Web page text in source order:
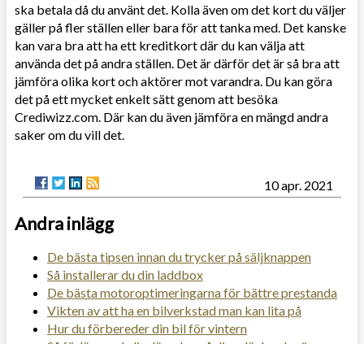
ska betala då du använt det. Kolla även om det kort du väljer
gäller på fler ställen eller bara för att tanka med. Det kanske
kan vara bra att ha ett kreditkort där du kan välja att
använda det på andra ställen. Det är därför det är så bra att
jämföra olika kort och aktörer mot varandra. Du kan göra
det på ett mycket enkelt sätt genom att besöka
Crediwizz.com. Där kan du även jämföra en mängd andra
saker om du vill det.
10 apr. 2021
Andra inlägg
De bästa tipsen innan du trycker på säljknappen
Så installerar du din laddbox
De bästa motoroptimeringarna för bättre prestanda
Vikten av att ha en bilverkstad man kan lita på
Hur du förbereder din bil för vintern